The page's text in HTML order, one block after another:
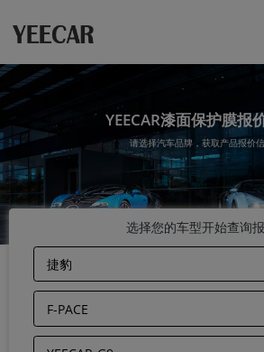
YEECAR漆面保护膜报
请选择汽车品牌，获取产品报价
选择您的车型开始查询